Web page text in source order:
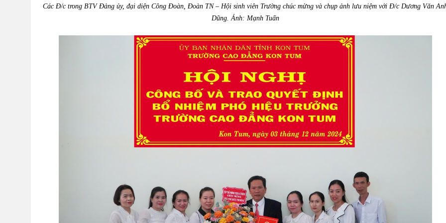
Các Đ/c trong BTV Đảng ủy, đại diện Công Đoàn, Đoàn TN – Hội sinh viên Trường chúc mừng và chụp ảnh lưu niệm với Đ/c Dương Văn
Dũng. Ảnh: Mạnh Tuấn